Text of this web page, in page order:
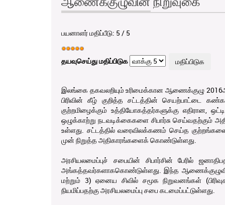
பயனாளர் மதிப்பீடு: 5 / 5
தயவுசெய்து மதிப்பிடுக
இலங்கை தகவலறியும் உரிமைக்கான ஆணைக்குழு
பிரிவின் கீழ் குறித்த சட்டத்தின் செயற்பாட்டை
குற்றமிழைக்கும் உத்தியோகத்தர்களுக்கு எதிரான,
ஒழுக்காற்று நடவடிக்கைகளை சிபார்சு செய்வதற்கும்
உள்ளது. சட்டத்தில் வரைவிலக்கணம் செய்த
முன் நிறுத்த அதிகாரங்களைக் கொண்டுள்ளது.
அரசியலமைப்புச் சபையின் சிபார்சின் பேரில்
அங்கத்தவர்களாககொண்டுள்ளது. இந்த
மற்றும் 3) ஏனைய சிவில் சமூக நிறுவனங்கள்
நியமிப்பதற்கு அரசியலமைப்பு சபை கடமைப்பட்டுள்ளது.